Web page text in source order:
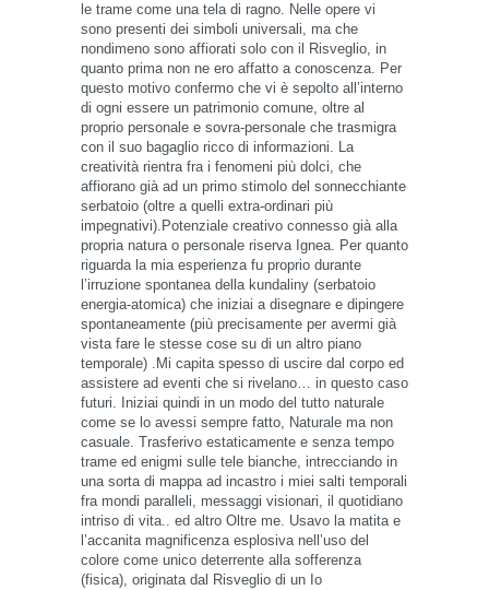
le trame come una tela di ragno. Nelle opere vi
sono presenti dei simboli universali, ma che
nondimeno sono affiorati solo con il Risveglio, in
quanto prima non ne ero affatto a conoscenza. Per
questo motivo confermo che vi è sepolto all’interno
di ogni essere un patrimonio comune, oltre al
proprio personale e sovra-personale che trasmigra
con il suo bagaglio ricco di informazioni. La
creatività rientra fra i fenomeni più dolci, che
affiorano già ad un primo stimolo del sonnecchiante
serbatoio (oltre a quelli extra-ordinari più
impegnativi).Potenziale creativo connesso già alla
propria natura o personale riserva Ignea. Per quanto
riguarda la mia esperienza fu proprio durante
l’irruzione spontanea della kundaliny (serbatoio
energia-atomica) che iniziai a disegnare e dipingere
spontaneamente (più precisamente per avermi già
vista fare le stesse cose su di un altro piano
temporale) .Mi capita spesso di uscire dal corpo ed
assistere ad eventi che si rivelano… in questo caso
futuri. Iniziai quindi in un modo del tutto naturale
come se lo avessi sempre fatto, Naturale ma non
casuale. Trasferivo estaticamente e senza tempo
trame ed enigmi sulle tele bianche, intrecciando in
una sorta di mappa ad incastro i miei salti temporali
fra mondi paralleli, messaggi visionari, il quotidiano
intriso di vita.. ed altro Oltre me. Usavo la matita e
l’accanita magnificenza esplosiva nell’uso del
colore come unico deterrente alla sofferenza
(fisica), originata dal Risveglio di un Io